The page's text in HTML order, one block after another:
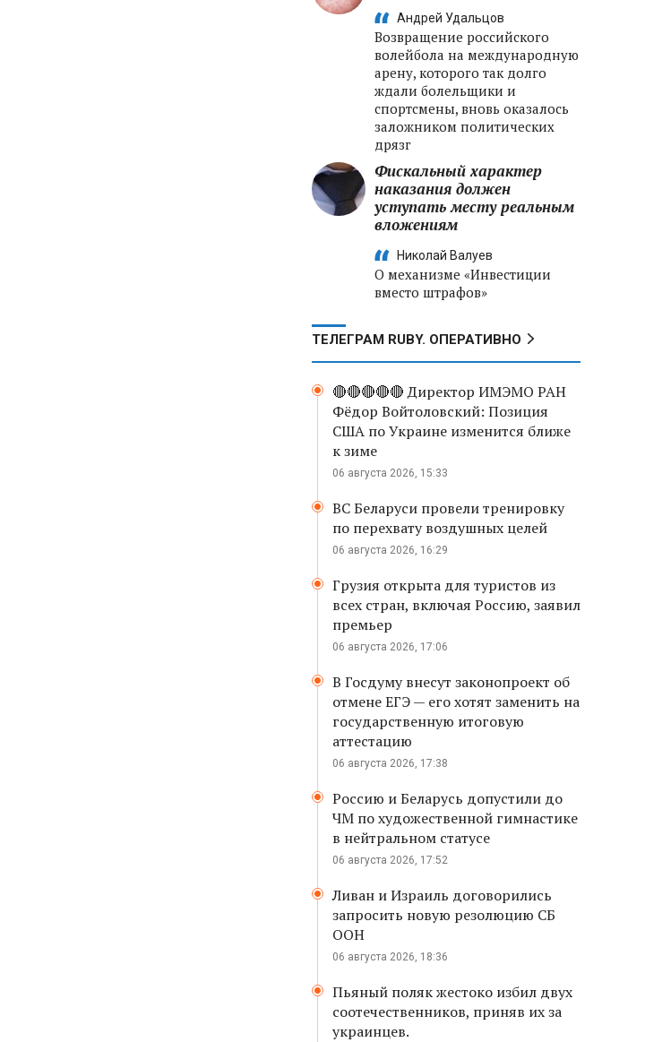
Андрей Удальцов
Возвращение российского
волейбола на международную
арену, которого так долго
ждали болельщики и
спортсмены, вновь оказалось
заложником политических
дрязг
Фискальный характер
наказания должен
уступать месту реальным
вложениям
Николай Валуев
О механизме «Инвестиции
вместо штрафов»
ТЕЛЕГРАМ RUBY. ОПЕРАТИВНО
🔴🔴🔴🔴🔴 Директор ИМЭМО РАН
Фёдор Войтоловский: Позиция
США по Украине изменится ближе
к зиме
06 августа 2026, 15:33
ВС Беларуси провели тренировку
по перехвату воздушных целей
06 августа 2026, 16:29
Грузия открыта для туристов из
всех стран, включая Россию, заявил
премьер
06 августа 2026, 17:06
В Госдуму внесут законопроект об
отмене ЕГЭ — его хотят заменить на
государственную итоговую
аттестацию
06 августа 2026, 17:38
Россию и Беларусь допустили до
ЧМ по художественной гимнастике
в нейтральном статусе
06 августа 2026, 17:52
Ливан и Израиль договорились
запросить новую резолюцию СБ
ООН
06 августа 2026, 18:36
Пьяный поляк жестоко избил двух
соотечественников, приняв их за
украинцев.